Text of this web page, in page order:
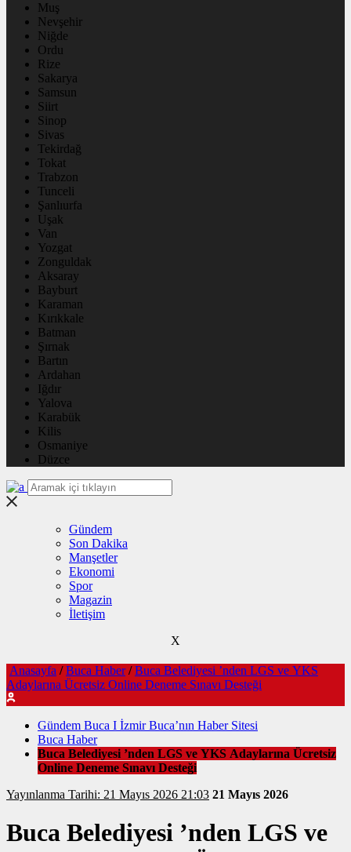
Muş
Nevşehir
Niğde
Ordu
Rize
Sakarya
Samsun
Siirt
Sinop
Sivas
Tekirdağ
Tokat
Trabzon
Tunceli
Şanlıurfa
Uşak
Van
Yozgat
Zonguldak
Aksaray
Bayburt
Karaman
Kırıkkale
Batman
Şırnak
Bartın
Ardahan
Iğdır
Yalova
Karabük
Kilis
Osmaniye
Düzce
Gündem
Son Dakika
Manşetler
Ekonomi
Spor
Magazin
İletişim
X
Anasayfa / Buca Haber / Buca Belediyesi ’nden LGS ve YKS
Adaylarına Ücretsiz Online Deneme Sınavı Desteği
Gündem Buca I İzmir Buca’nın Haber Sitesi
Buca Haber
Buca Belediyesi ’nden LGS ve YKS Adaylarına Ücretsiz
Online Deneme Sınavı Desteği
Yayınlanma Tarihi: 21 Mayıs 2026 21:03 21 Mayıs 2026
Buca Belediyesi ’nden LGS ve